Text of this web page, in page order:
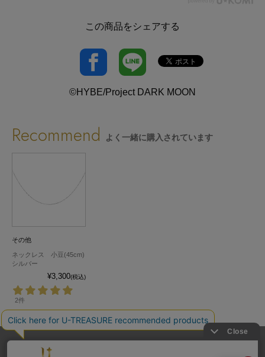
この商品をシェアする
©HYBE/Project DARK MOON
Recommend よく一緒に購入されています
その他
ネックレス 小豆(45cm)
シルバー
¥3,300(税込)
2件